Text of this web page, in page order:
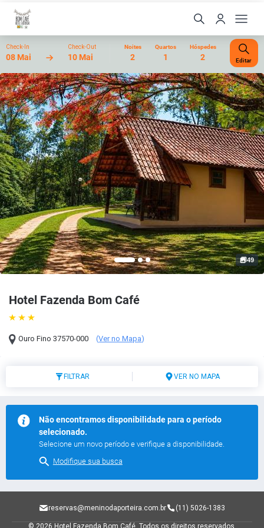
Check-In
08 Mai
Check-Out
10 Mai
Noites
2
Quartos
1
Hóspedes
2 Editar
Hotel Fazenda Bom Café
Ouro Fino 37570-000 (Ver no Mapa)
49
FILTRAR VER NO MAPA
Não encontramos disponibilidade para o período
selecionado.
Selecione um novo período e verifique a disponibilidade.
Modifique sua busca
reservas@meninodaporteira.com.br (11) 5026-1383
© 2026 Hotel Fazenda Bom Café. Todos os direitos reservados.